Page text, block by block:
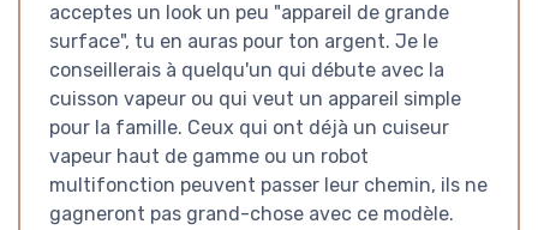
acceptes un look un peu "appareil de grande
surface", tu en auras pour ton argent. Je le
conseillerais à quelqu'un qui débute avec la
cuisson vapeur ou qui veut un appareil simple
pour la famille. Ceux qui ont déjà un cuiseur
vapeur haut de gamme ou un robot
multifonction peuvent passer leur chemin, ils ne
gagneront pas grand-chose avec ce modèle.